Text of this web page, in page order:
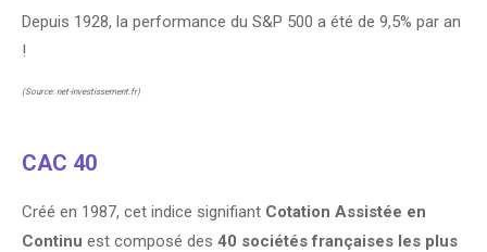
Depuis 1928, la performance du S&P 500 a été de 9,5% par an
!
(Source: net-investissement.fr)
CAC 40
Créé en 1987, cet indice signifiant Cotation Assistée en
Continu est composé des 40 sociétés françaises les plus